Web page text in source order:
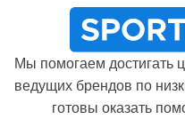
Мы помогаем достигать
ведущих брендов по
готовы оказать